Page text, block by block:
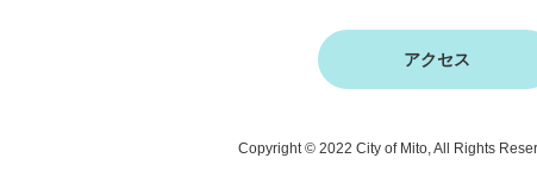
アクセス
Copyright © 2022 City of Mito, All Rights